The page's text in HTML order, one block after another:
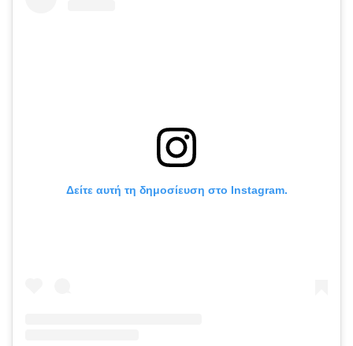
Δείτε αυτή τη δημοσίευση στο Instagram.